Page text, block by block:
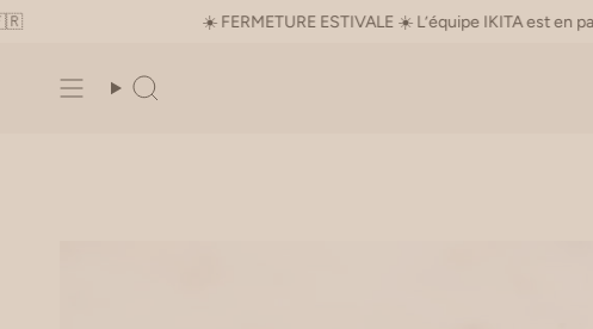
Skip
to
☀️ FERMETURE ESTIVALE ☀️ L’équipe IKITA est en
Search